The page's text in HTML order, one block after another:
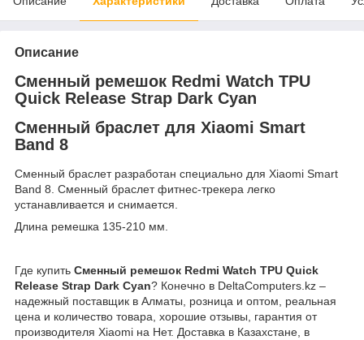
Описание
Сменный ремешок Redmi Watch TPU
Quick Release Strap Dark Cyan
Сменный браслет для Xiaomi Smart
Band 8
Сменный браслет разработан специально для Xiaomi Smart
Band 8. Сменный браслет фитнес-трекера легко
устанавливается и снимается.
Длина ремешка 135-210 мм.
Где купить Сменный ремешок Redmi Watch TPU Quick
Release Strap Dark Cyan? Конечно в DeltaComputers.kz –
надежный поставщик в Алматы, розница и оптом, реальная
цена и количество товара, хорошие отзывы, гарантия от
производителя Xiaomi на Нет. Доставка в Казахстане, в